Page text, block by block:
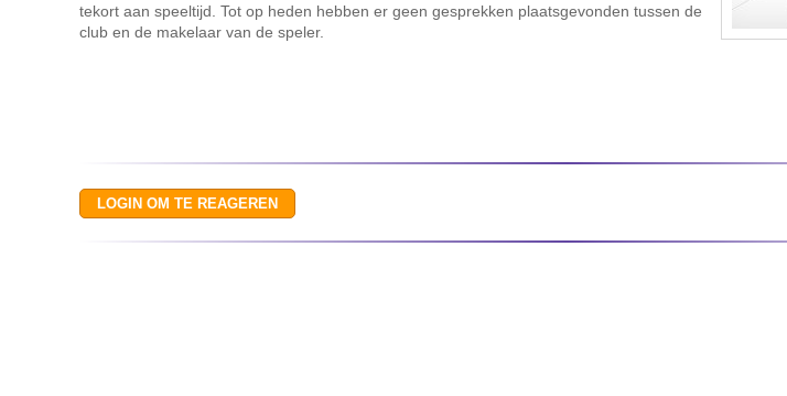
tekort aan speeltijd. Tot op heden hebben er geen gesprekken plaatsgevonden tussen de
club en de makelaar van de speler.